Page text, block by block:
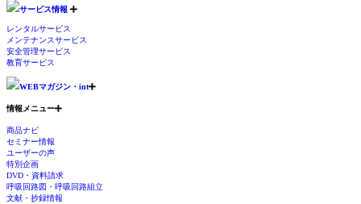
サービス情報
レンタルサービス
メンテナンスサービス
安全管理サービス
教育サービス
WEBマガジン・int
情報メニュー
商品ナビ
セミナー情報
ユーザーの声
特別企画
DVD・資料請求
呼吸回路図・呼吸回路組立
文献・抄録情報